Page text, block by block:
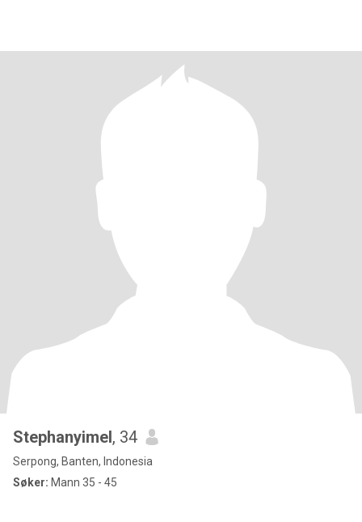
Stephanyimel, 34
Serpong, Banten, Indonesia
Søker: Mann 35 - 45